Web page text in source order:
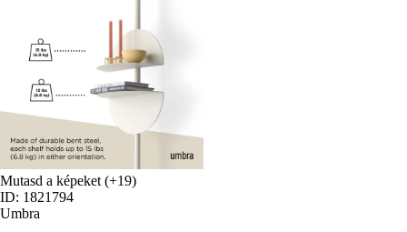
Mutasd a képeket (+19)
ID: 1821794
Umbra